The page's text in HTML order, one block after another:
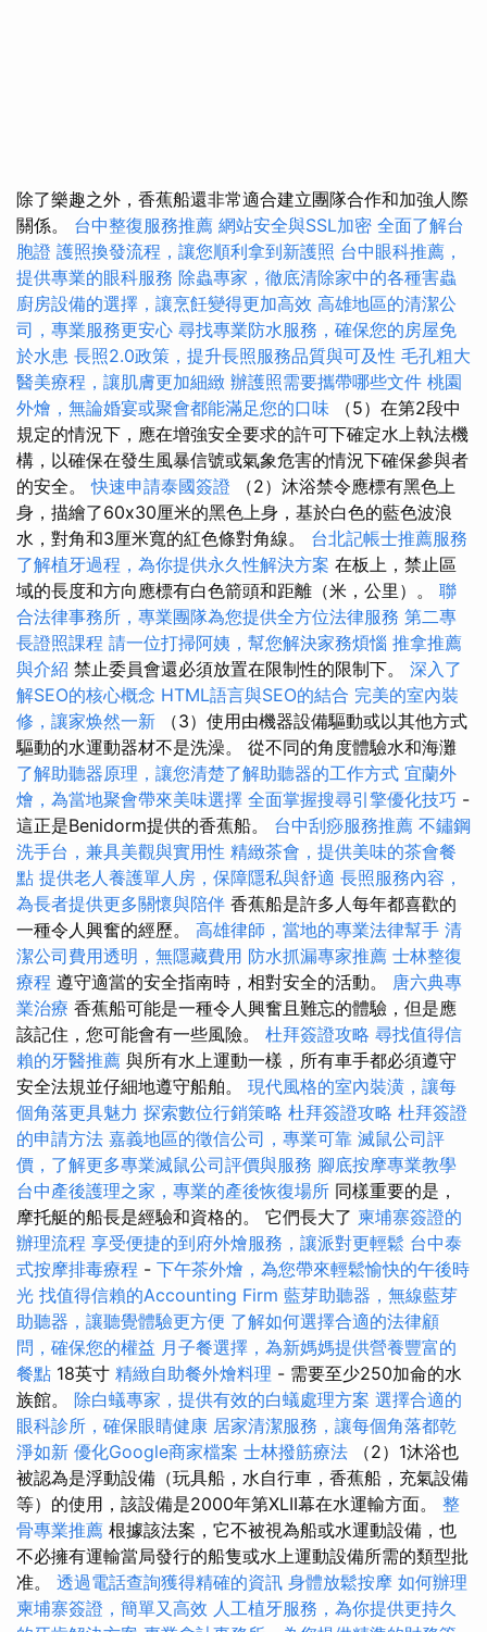
除了樂趣之外，香蕉船還非常適合建立團隊合作和加強人際
關係。 台中整復服務推薦 網站安全與SSL加密 全面了解台
胞證 護照換發流程，讓您順利拿到新護照 台中眼科推薦，
提供專業的眼科服務 除蟲專家，徹底清除家中的各種害蟲
廚房設備的選擇，讓烹飪變得更加高效 高雄地區的清潔公
司，專業服務更安心 尋找專業防水服務，確保您的房屋免
於水患 長照2.0政策，提升長照服務品質與可及性 毛孔粗大
醫美療程，讓肌膚更加細緻 辦護照需要攜帶哪些文件 桃園
外燴，無論婚宴或聚會都能滿足您的口味 （5）在第2段中
規定的情況下，應在增強安全要求的許可下確定水上執法機
構，以確保在發生風暴信號或氣象危害的情況下確保參與者
的安全。快速申請泰國簽證 （2）沐浴禁令應標有黑色上
身，描繪了60x30厘米的黑色上身，基於白色的藍色波浪
水，對角和3厘米寬的紅色條對角線。 台北記帳士推薦服務
了解植牙過程，為你提供永久性解決方案 在板上，禁止區
域的長度和方向應標有白色箭頭和距離（米，公里）。 聯
合法律事務所，專業團隊為您提供全方位法律服務 第二專
長證照課程 請一位打掃阿姨，幫您解決家務煩惱 推拿推薦
與介紹 禁止委員會還必須放置在限制性的限制下。 深入了
解SEO的核心概念 HTML語言與SEO的結合 完美的室內裝
修，讓家焕然一新 （3）使用由機器設備驅動或以其他方式
驅動的水運動器材不是洗澡。 從不同的角度體驗水和海灘
了解助聽器原理，讓您清楚了解助聽器的工作方式 宜蘭外
燴，為當地聚會帶來美味選擇 全面掌握搜尋引擎優化技巧 -
這正是Benidorm提供的香蕉船。 台中刮痧服務推薦 不鏽鋼
洗手台，兼具美觀與實用性 精緻茶會，提供美味的茶會餐
點 提供老人養護單人房，保障隱私與舒適 長照服務內容，
為長者提供更多關懷與陪伴 香蕉船是許多人每年都喜歡的
一種令人興奮的經歷。 高雄律師，當地的專業法律幫手 清
潔公司費用透明，無隱藏費用 防水抓漏專家推薦 士林整復
療程 遵守適當的安全指南時，相對安全的活動。 唐六典專
業治療 香蕉船可能是一種令人興奮且難忘的體驗，但是應
該記住，您可能會有一些風險。 杜拜簽證攻略 尋找值得信
賴的牙醫推薦 與所有水上運動一樣，所有車手都必須遵守
安全法規並仔細地遵守船舶。 現代風格的室內裝潢，讓每
個角落更具魅力 探索數位行銷策略 杜拜簽證攻略 杜拜簽證
的申請方法 嘉義地區的徵信公司，專業可靠 滅鼠公司評
價，了解更多專業滅鼠公司評價與服務 腳底按摩專業教學
台中產後護理之家，專業的產後恢復場所 同樣重要的是，
摩托艇的船長是經驗和資格的。 它們長大了 柬埔寨簽證的
辦理流程 享受便捷的到府外燴服務，讓派對更輕鬆 台中泰
式按摩排毒療程 - 下午茶外燴，為您帶來輕鬆愉快的午後時
光 找值得信賴的Accounting Firm 藍芽助聽器，無線藍芽
助聽器，讓聽覺體驗更方便 了解如何選擇合適的法律顧
問，確保您的權益 月子餐選擇，為新媽媽提供營養豐富的
餐點 18英寸 精緻自助餐外燴料理 - 需要至少250加侖的水
族館。 除白蟻專家，提供有效的白蟻處理方案 選擇合適的
眼科診所，確保眼睛健康 居家清潔服務，讓每個角落都乾
淨如新 優化Google商家檔案 士林撥筋療法 （2）1沐浴也
被認為是浮動設備（玩具船，水自行車，香蕉船，充氣設備
等）的使用，該設備是2000年第XLII幕在水運輸方面。 整
骨專業推薦 根據該法案，它不被視為船或水運動設備，也
不必擁有運輸當局發行的船隻或水上運動設備所需的類型批
准。 透過電話查詢獲得精確的資訊 身體放鬆按摩 如何辦理
柬埔寨簽證，簡單又高效 人工植牙服務，為你提供更持久